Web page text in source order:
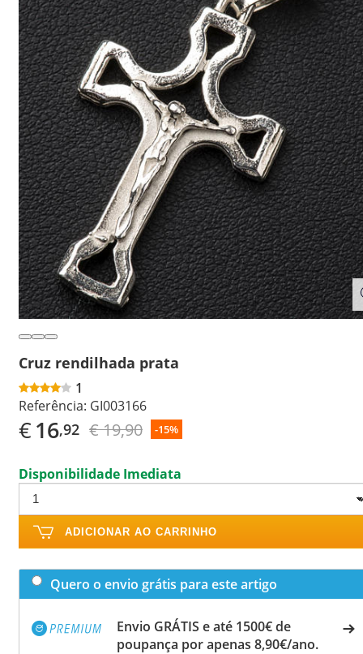
Cruz rendilhada prata
1
Referência: GI003166
€16,92 € 19,90 -15%
Disponibilidade Imediata
ADICIONAR AO CARRINHO
Quero o envio grátis para este artigo
Envio GRÁTIS e até 1500€ de
poupança por apenas 8,90€/ano.